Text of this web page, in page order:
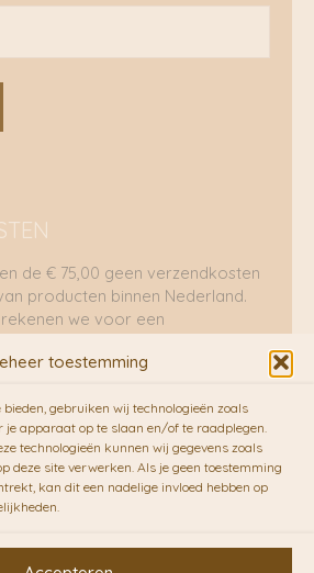
toestemming
gebruiken wij technologieën zoals
je apparaat op te slaan en/of te raadplegen.
technologieën kunnen wij gegevens zoals
deze site verwerken. Als je geen toestemming
kan dit een nadelige invloed hebben op
de € 75,00 geen verzendkosten
producten binnen Nederland.
we voor een
met de duurzame bezorgdienst
. Pakketten (mits voorradig) voor
een doordeweekse dag,
nog op dezelfde dag in de
de volgende dag. En
echt op de fiets!!